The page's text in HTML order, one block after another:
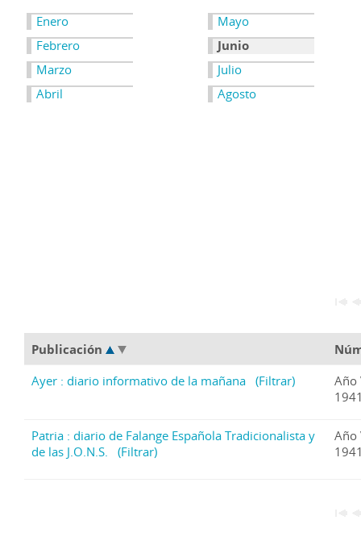
Enero
Febrero
Marzo
Abril
Mayo
Junio
Julio
Agosto
Publicación
Ayer : diario informativo de la mañana (Filtrar)
Año
Patria : diario de Falange Española Tradicionalista y
de las J.O.N.S.
(Filtrar)
Año